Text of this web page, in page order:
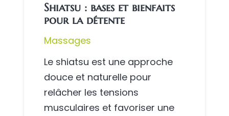
Shiatsu : bases et bienfaits
pour la détente
Massages
Le shiatsu est une approche
douce et naturelle pour
relâcher les tensions
musculaires et favoriser une